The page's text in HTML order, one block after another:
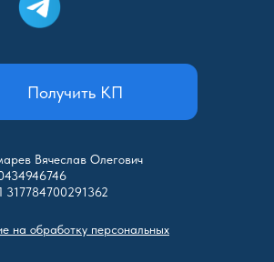
на обработку персональных
Вячеслав Олегович
Получить КП